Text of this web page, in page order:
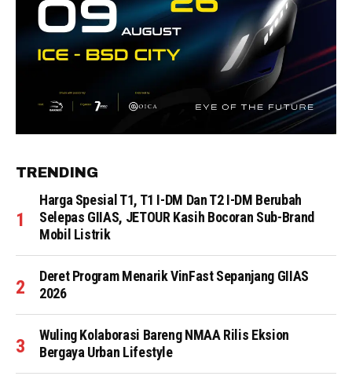
TRENDING
Harga Spesial T1, T1 I-DM Dan T2 I-DM Berubah
Selepas GIIAS, JETOUR Kasih Bocoran Sub-Brand
Mobil Listrik
Deret Program Menarik VinFast Sepanjang GIIAS
2026
Wuling Kolaborasi Bareng NMAA Rilis Eksion
Bergaya Urban Lifestyle